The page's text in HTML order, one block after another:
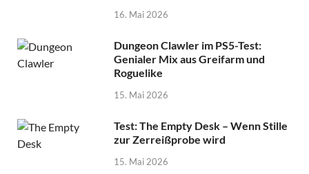
16. Mai 2026
Dungeon Clawler im PS5-Test:
Genialer Mix aus Greifarm und
Roguelike
15. Mai 2026
Test: The Empty Desk – Wenn Stille
zur Zerreißprobe wird
15. Mai 2026